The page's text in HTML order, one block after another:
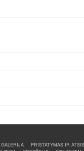
GALERIJA PRISTATYMAS IR